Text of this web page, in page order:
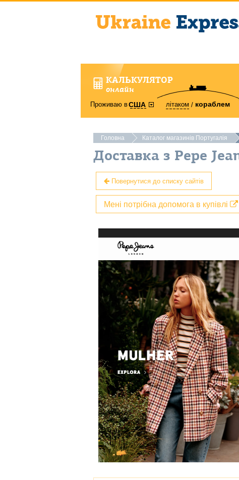
КАЛЬКУЛЯТОР
онлайн
Проживаю вСША літаком кораблем
Головна Каталог магазинів Португалія
Доставка з Pepe
Повернутися до списку сайтів
Мені потрібна допомога в купівлі